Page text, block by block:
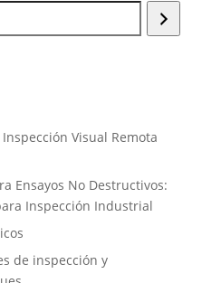
Visual Remota
Ensayos No Destructivos:
Inspección Industrial
de inspección y